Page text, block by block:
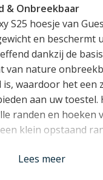
& Onbreekbaar
S25 hoesje van
en beschermt
dankzij de
van nature
waardoor het een
aan uw toestel.
randen en hoeken
klein opstaand
Lees meer